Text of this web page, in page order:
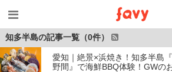
知多半島の記事一覧（0件）
愛知｜絶景×浜焼き！知多半島
野間』で海鮮BBQ体験！GWの